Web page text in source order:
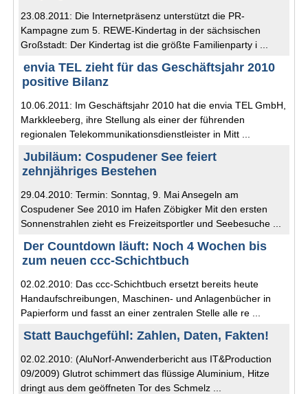
23.08.2011: Die Internetpräsenz unterstützt die PR-
Kampagne zum 5. REWE-Kindertag in der sächsischen
Großstadt: Der Kindertag ist die größte Familienparty i ...
envia TEL zieht für das Geschäftsjahr 2010
positive Bilanz
10.06.2011: Im Geschäftsjahr 2010 hat die envia TEL GmbH,
Markkleeberg, ihre Stellung als einer der führenden
regionalen Telekommunikationsdienstleister in Mitt ...
Jubiläum: Cospudener See feiert
zehnjähriges Bestehen
29.04.2010: Termin: Sonntag, 9. Mai Ansegeln am
Cospudener See 2010 im Hafen Zöbigker Mit den ersten
Sonnenstrahlen zieht es Freizeitsportler und Seebesuche ...
Der Countdown läuft: Noch 4 Wochen bis
zum neuen ccc-Schichtbuch
02.02.2010: Das ccc-Schichtbuch ersetzt bereits heute
Handaufschreibungen, Maschinen- und Anlagenbücher in
Papierform und fasst an einer zentralen Stelle alle re ...
Statt Bauchgefühl: Zahlen, Daten, Fakten!
02.02.2010: (AluNorf-Anwenderbericht aus IT&Production
09/2009) Glutrot schimmert das flüssige Aluminium, Hitze
dringt aus dem geöffneten Tor des Schmelz ...